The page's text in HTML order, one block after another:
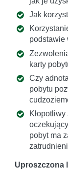
Jak
podstawie
karty
Czy
pobytu
pobyt ma
Uproszczona